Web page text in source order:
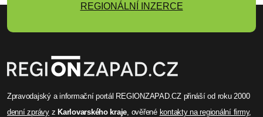
REGIONÁLNÍ INZERCE
Zpravodajský a informační portál REGIONZAPAD.CZ přináší od roku 2000
denní zprávyzKarlovarského kraje , ověřené kontakty na regionální firmy,